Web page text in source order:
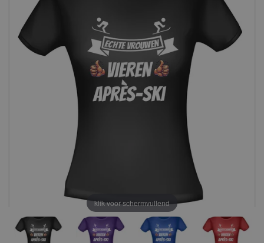
klik voor schermvullend